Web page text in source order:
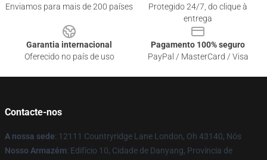
Enviamos para mais de 200 países
Protegido 24/7, do clique à
entrega
Garantia internacional
Oferecido no país de uso
Pagamento 100% seguro
PayPal / MasterCard / Visa
Contacte-nos
A nossa sede: 12111 Countryridge Lane London, Oh 43140, Nós
Nosso Armazém: Edifício 10, Cidade de Danyang, Província de